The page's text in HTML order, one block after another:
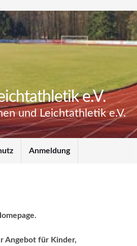
e.V.
und Leichtathletik e.V.
Anmeldung
Angebot für Kinder,